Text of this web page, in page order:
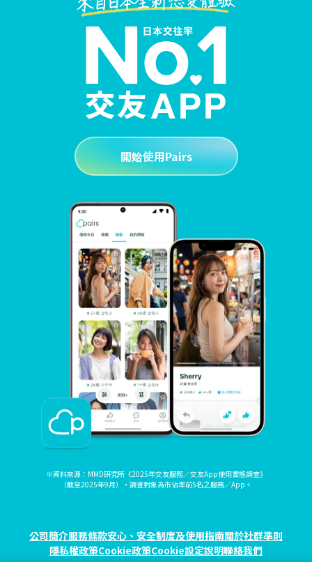
開始使用Pairs
※資料來源：MMD研究所《2025年交友服務／交友App使用實態調查》
（截至2025年9月），調查對象為市佔率前5名之服務／App。
公司簡介服務條款安心、安全制度及使用指南關於社群準則
隱私權政策Cookie政策Cookie設定說明聯絡我們